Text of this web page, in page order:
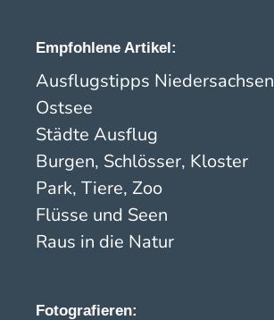
Empfohlene Artikel:
Ausflugstipps Niedersachsen
Ostsee
Städte Ausflug
Burgen, Schlösser, Kloster
Park, Tiere, Zoo
Flüsse und Seen
Raus in die Natur
Fotografieren: